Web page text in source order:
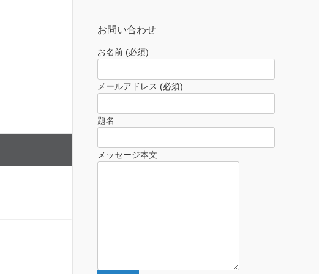
お問い合わせ
お名前 (必須)
メールアドレス (必須)
題名
メッセージ本文